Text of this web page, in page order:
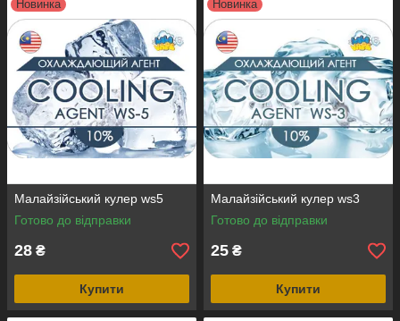
Новинка
Малайзійський кулер ws5
Готово до відправки
28 ₴
Купити
Новинка
Малайзійський кулер ws3
Готово до відправки
25 ₴
Купити